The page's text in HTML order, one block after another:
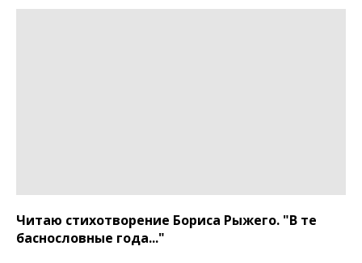
Читаю стихотворение Бориса Рыжего. "В те
баснословные года..."